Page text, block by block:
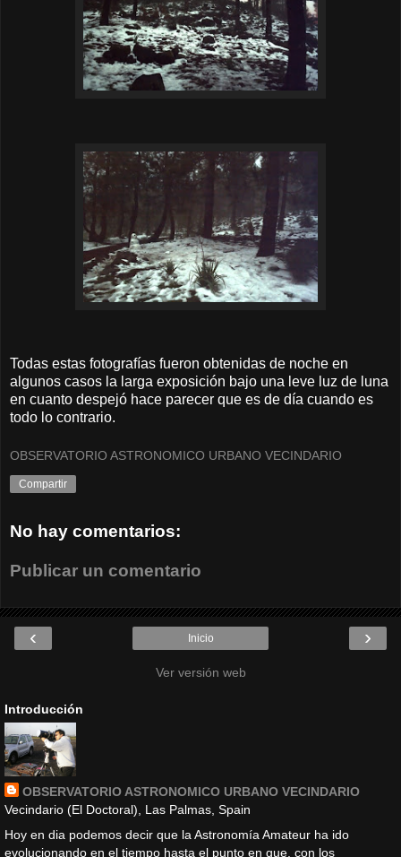
Todas estas fotografías fueron obtenidas de noche en
algunos casos la larga exposición bajo una leve luz de luna
en cuanto despejó hace parecer que es de día cuando es
todo lo contrario.
OBSERVATORIO ASTRONOMICO URBANO VECINDARIO
Compartir
No hay comentarios:
Publicar un comentario
‹ ›
Inicio
Ver versión web
Introducción
OBSERVATORIO ASTRONOMICO URBANO VECINDARIO
Vecindario (El Doctoral), Las Palmas, Spain
Hoy en dia podemos decir que la Astronomía Amateur ha ido
evolucionando en el tiempo hasta el punto en que, con los